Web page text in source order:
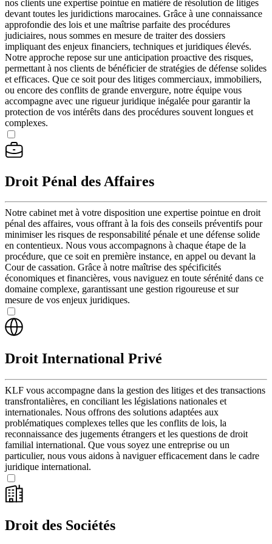
nos clients une expertise pointue en matière de résolution de litiges
devant toutes les juridictions marocaines. Grâce à une connaissance
approfondie des lois et une maîtrise parfaite des procédures
judiciaires, nous sommes en mesure de traiter des dossiers
impliquant des enjeux financiers, techniques et juridiques élevés.
Notre approche repose sur une anticipation proactive des risques,
permettant à nos clients de bénéficier de stratégies de défense solides
et efficaces. Que ce soit pour des litiges commerciaux, immobiliers,
ou encore des conflits de grande envergure, notre équipe vous
accompagne avec une rigueur juridique inégalée pour garantir la
protection de vos intérêts dans des procédures souvent longues et
complexes.
Droit Pénal des Affaires
Notre cabinet met à votre disposition une expertise pointue en droit
pénal des affaires, vous offrant à la fois des conseils préventifs pour
minimiser les risques de responsabilité pénale et une défense solide
en contentieux. Nous vous accompagnons à chaque étape de la
procédure, que ce soit en première instance, en appel ou devant la
Cour de cassation. Grâce à notre maîtrise des spécificités
économiques et financières, vous naviguez en toute sérénité dans ce
domaine complexe, garantissant une gestion rigoureuse et sur
mesure de vos enjeux juridiques.
Droit International Privé
KLF vous accompagne dans la gestion des litiges et des transactions
transfrontalières, en conciliant les législations nationales et
internationales. Nous offrons des solutions adaptées aux
problématiques complexes telles que les conflits de lois, la
reconnaissance des jugements étrangers et les questions de droit
familial international. Que vous soyez une entreprise ou un
particulier, nous vous aidons à naviguer efficacement dans le cadre
juridique international.
Droit des Sociétés